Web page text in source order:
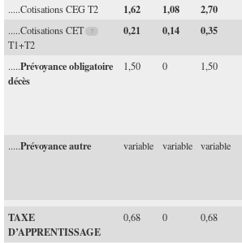
.....Cotisations CEG T2
1,62 1,08 2,70
.....Cotisations CET
T1+T2
0,21 0,14 0,35
.....Prévoyance obligatoire
décès
1,50 0 1,50
.....Prévoyance autre variable variable variable
TAXE
D’APPRENTISSAGE
0,68 0 0,68